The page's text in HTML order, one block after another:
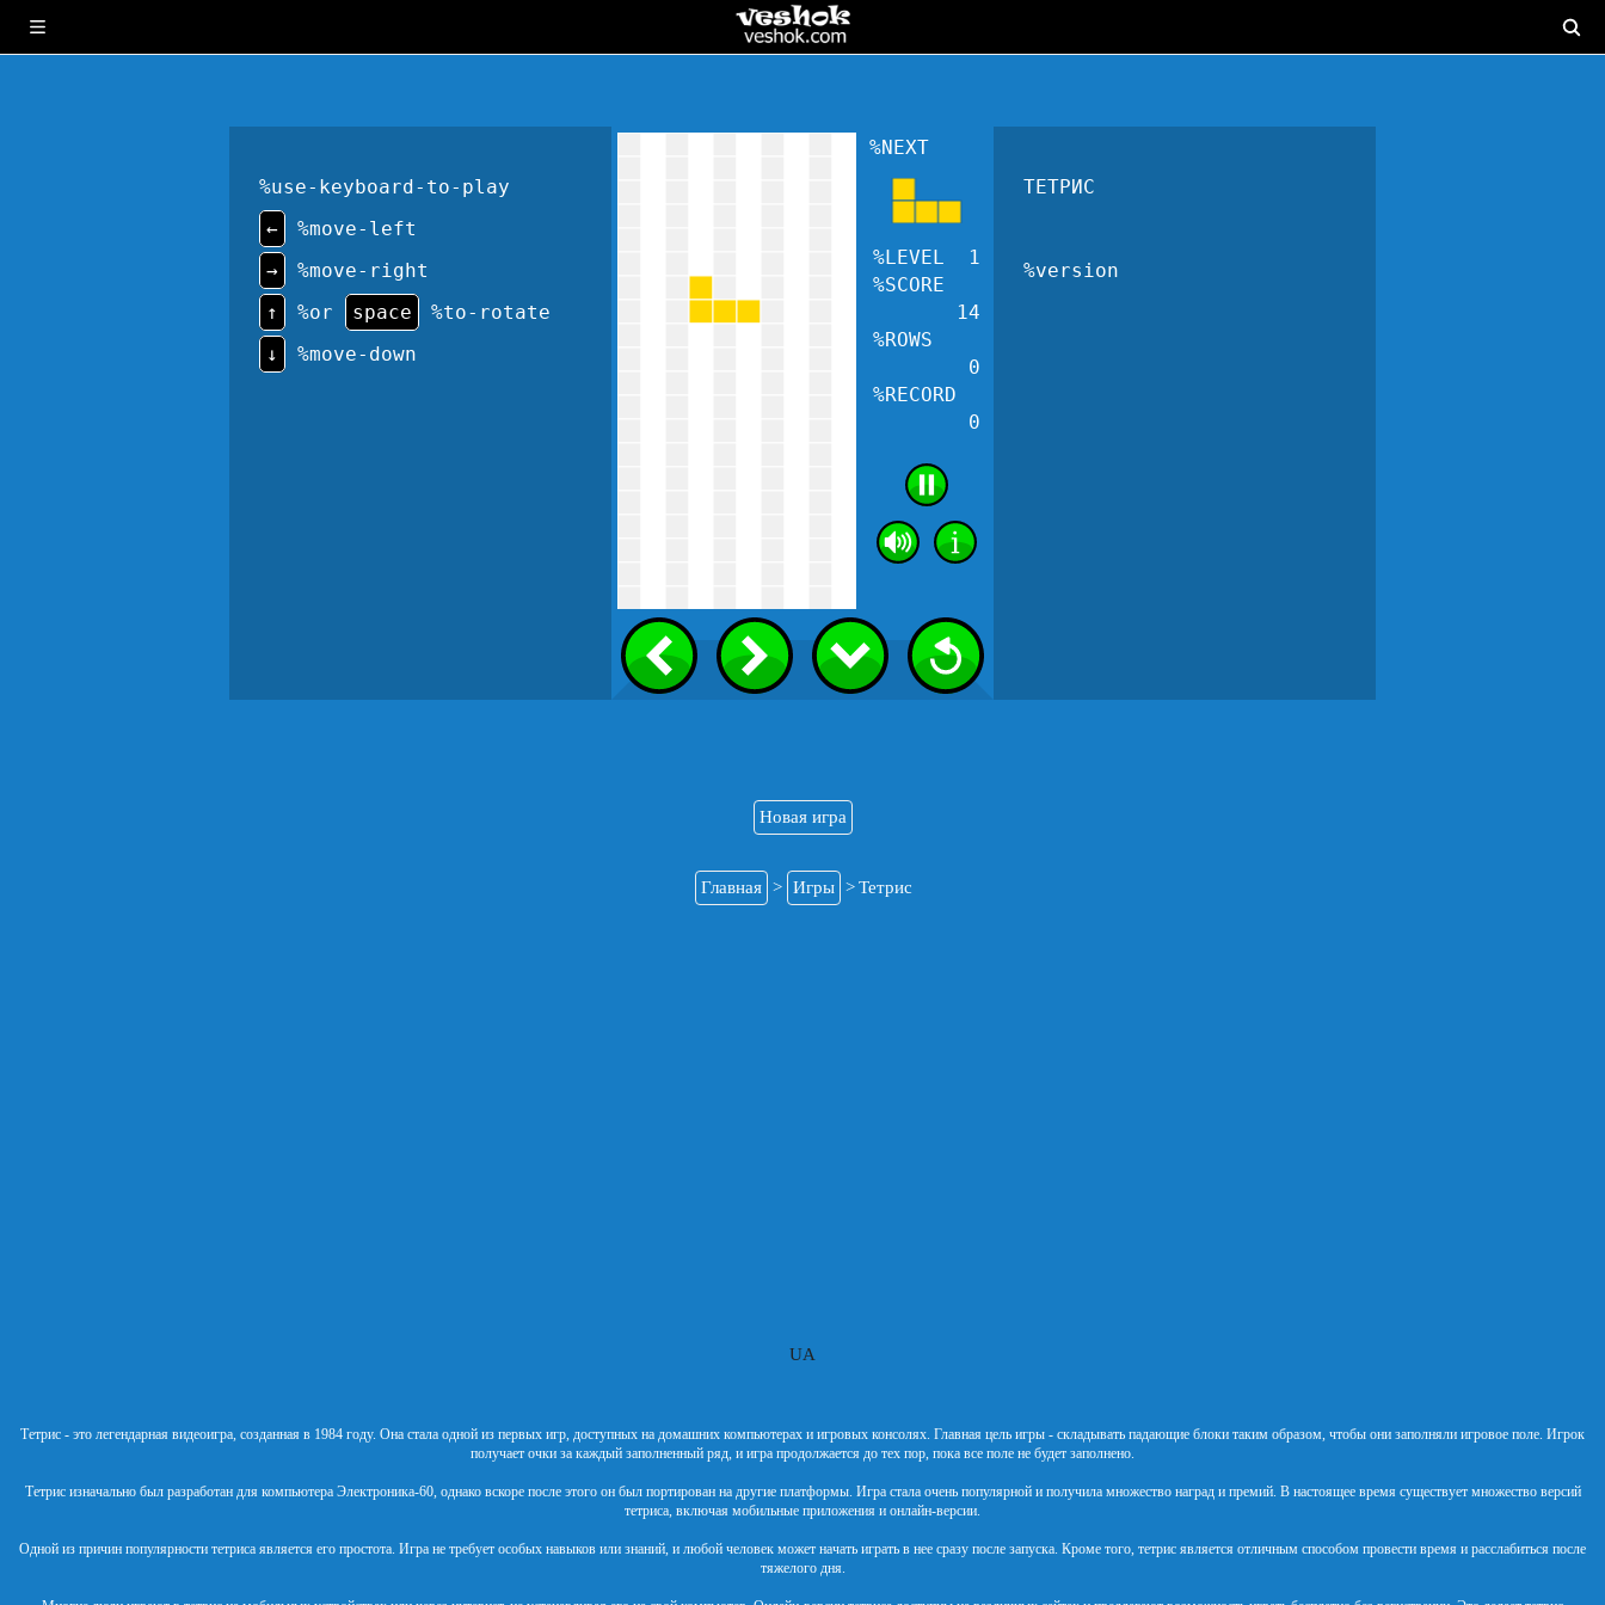
Новая игра
Главная > Игры > Тетрис
UA
Тетрис - это легендарная видеоигра, созданная в 1984 году. Она стала одной из первых игр, доступных на домашних компьютерах и игровых консолях. Главная цель игры - складывать падающие блоки таким образом, чтобы они заполняли игровое поле. Игрок
получает очки за каждый заполненный ряд, и игра продолжается до тех пор, пока все поле не будет заполнено.
Тетрис изначально был разработан для компьютера Электроника-60, однако вскоре после этого он был портирован на другие платформы. Игра стала очень популярной и получила множество наград и премий. В настоящее время существует множество версий
тетриса, включая мобильные приложения и онлайн-версии.
Одной из причин популярности тетриса является его простота. Игра не требует особых навыков или знаний, и любой человек может начать играть в нее сразу после запуска. Кроме того, тетрис является отличным способом провести время и расслабиться после
тяжелого дня.